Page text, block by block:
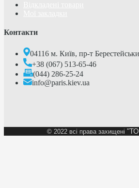
Контакти
04116 м. Київ, пр-т
+38 (067) 513-65-46
(044) 286-25-24
info@paris.kiev.ua
© 2022 всі права захищені